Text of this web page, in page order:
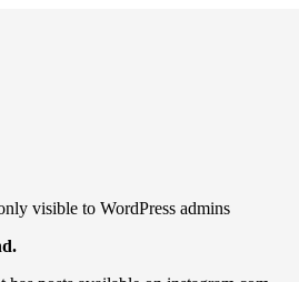
visible to WordPress admins